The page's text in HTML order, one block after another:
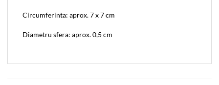
Circumferinta: aprox. 7 x 7 cm
Diametru sfera: aprox. 0,5 cm